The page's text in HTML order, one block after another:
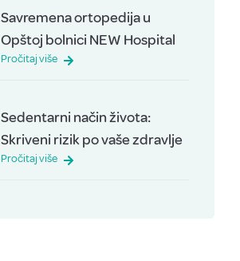
Savremena ortopedija u
Opštoj bolnici NEW Hospital
Pročitaj više
Sedentarni način života:
Skriveni rizik po vaše zdravlje
Pročitaj više